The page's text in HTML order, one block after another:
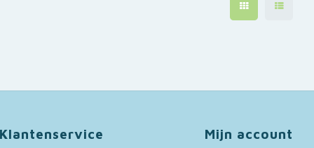
Klantenservice Mijn account